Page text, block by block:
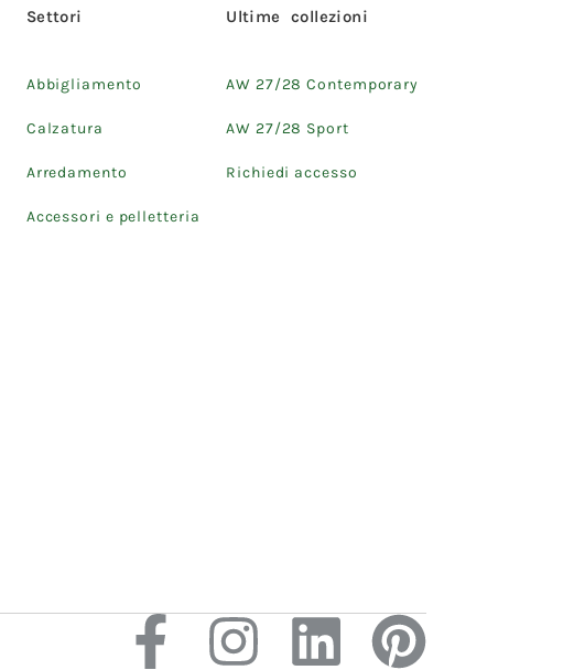
Settori
Abbigliamento
Calzatura
Arredamento
Accessori e pelletteria
Ultime collezioni
AW 27/28 Contemporary
AW 27/28 Sport
Richiedi accesso